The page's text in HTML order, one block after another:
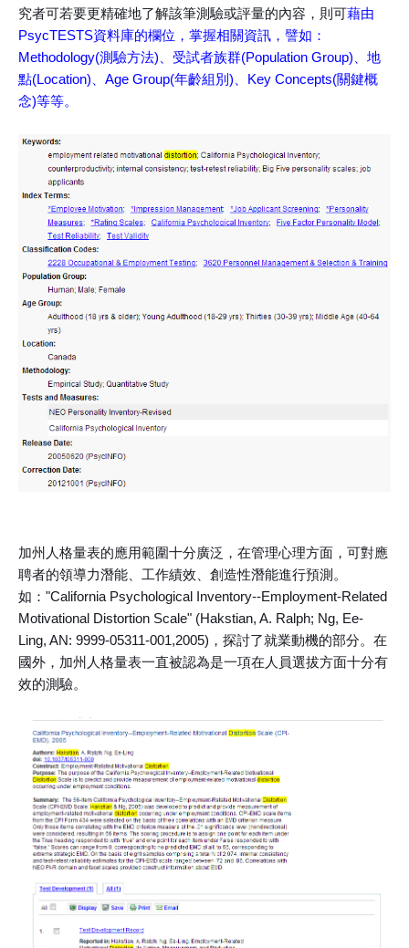
究者可若要更精確地了解該筆測驗或評量的內容，則可藉由
PsycTESTS資料庫的欄位，掌握相關資訊，譬如：
Methodology(測驗方法)、受試者族群(Population Group)、地
點(Location)、Age Group(年齡組別)、Key Concepts(關鍵概
念)等等。
加州人格量表的應用範圍十分廣泛，在管理心理方面，可對應
聘者的領導力潛能、工作績效、創造性潛能進行預測。
如："California Psychological Inventory--Employment-Related
Motivational Distortion Scale" (Hakstian, A. Ralph; Ng, Ee-
Ling, AN: 9999-05311-001,2005)，探討了就業動機的部分。在
國外，加州人格量表一直被認為是一項在人員選拔方面十分有
效的測驗。